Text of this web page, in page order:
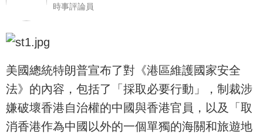
時事評論員
美國總統特朗普宣布了對《港區維護國家安全
法》的內容，包括了「採取必要行動」，制裁涉
嫌破壞香港自治權的中國與香港官員，以及「取
消香港作為中國以外的一個單獨的海關和旅遊地